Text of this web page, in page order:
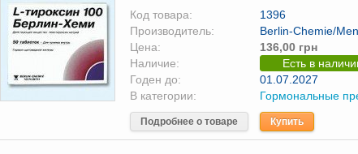
Код товара:
1396
Производитель:
Berlin-Chemie/
Цена:
136,00 грн
Наличие:
Есть в
Годен до:
01.07.2027
В категории:
Гормональные
Подробнее о товаре Купить